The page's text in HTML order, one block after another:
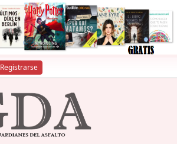
Registrarse